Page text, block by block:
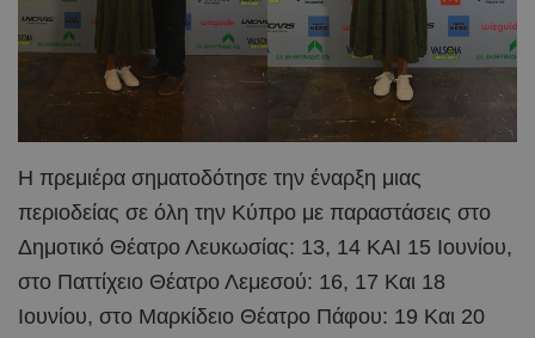
Η πρεμιέρα σηματοδότησε την έναρξη μιας
περιοδείας σε όλη την Κύπρο με παραστάσεις στο
Δημοτικό Θέατρο Λευκωσίας: 13, 14 ΚΑΙ 15 Ιουνίου,
στο Παττίχειο Θέατρο Λεμεσού: 16, 17 Και 18
Ιουνίου, στο Μαρκίδειο Θέατρο Πάφου: 19 Και 20